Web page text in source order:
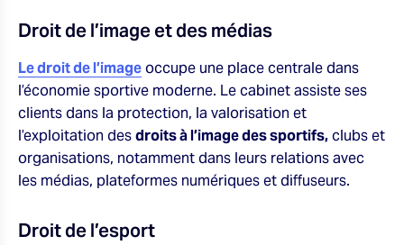
Droit de l’image et des médias
Le droit de l’imageoccupe une place centrale dans
l’économie sportive moderne. Le cabinet assiste ses
clients dans la protection, la valorisation et
l’exploitation desdroits à l’image des sportifs,clubs et
organisations, notamment dans leurs relations avec
les médias, plateformes numériques et diffuseurs.
Droit de l’esport